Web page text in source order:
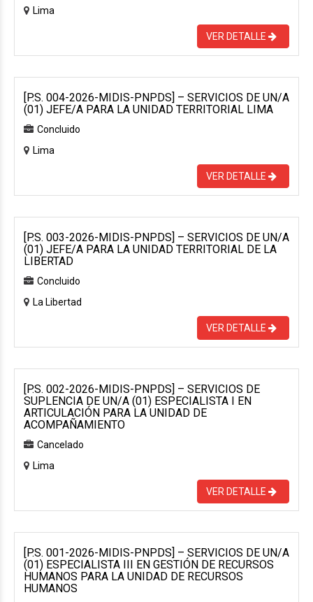
Lima
VER DETALLE
[P.S. 004-2026-MIDIS-PNPDS] – SERVICIOS DE UN/A
(01) JEFE/A PARA LA UNIDAD TERRITORIAL LIMA
Concluido
Lima
VER DETALLE
[P.S. 003-2026-MIDIS-PNPDS] – SERVICIOS DE UN/A
(01) JEFE/A PARA LA UNIDAD TERRITORIAL DE LA
LIBERTAD
Concluido
La Libertad
VER DETALLE
[P.S. 002-2026-MIDIS-PNPDS] – SERVICIOS DE
SUPLENCIA DE UN/A (01) ESPECIALISTA I EN
ARTICULACIÓN PARA LA UNIDAD DE
ACOMPAÑAMIENTO
Cancelado
Lima
VER DETALLE
[P.S. 001-2026-MIDIS-PNPDS] – SERVICIOS DE UN/A
(01) ESPECIALISTA III EN GESTIÓN DE RECURSOS
HUMANOS PARA LA UNIDAD DE RECURSOS
HUMANOS